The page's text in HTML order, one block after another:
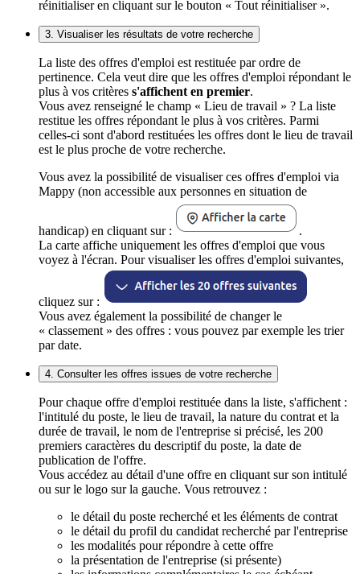
réinitialiser en cliquant sur le bouton « Tout réinitialiser ».
3. Visualiser les résultats de votre recherche
La liste des offres d'emploi est restituée par ordre de
pertinence. Cela veut dire que les offres d'emploi répondant le
plus à vos critères s'affichent en premier.
Vous avez renseigné le champ « Lieu de travail » ? La liste
restitue les offres répondant le plus à vos critères. Parmi
celles-ci sont d'abord restituées les offres dont le lieu de travail
est le plus proche de votre recherche.
Vous avez la possibilité de visualiser ces offres d'emploi via
Mappy (non accessible aux personnes en situation de
handicap) en cliquant sur :
.
La carte affiche uniquement les offres d'emploi que vous
voyez à l'écran. Pour visualiser les offres d'emploi suivantes,
cliquez sur :
Vous avez également la possibilité de changer le
« classement » des offres : vous pouvez par exemple les trier
par date.
4. Consulter les offres issues de votre recherche
Pour chaque offre d'emploi restituée dans la liste, s'affichent :
l'intitulé du poste, le lieu de travail, la nature du contrat et la
durée de travail, le nom de l'entreprise si précisé, les 200
premiers caractères du descriptif du poste, la date de
publication de l'offre.
Vous accédez au détail d'une offre en cliquant sur son intitulé
ou sur le logo sur la gauche. Vous retrouvez :
le détail du poste recherché et les éléments de contrat
le détail du profil du candidat recherché par l'entreprise
les modalités pour répondre à cette offre
la présentation de l'entreprise (si présente)